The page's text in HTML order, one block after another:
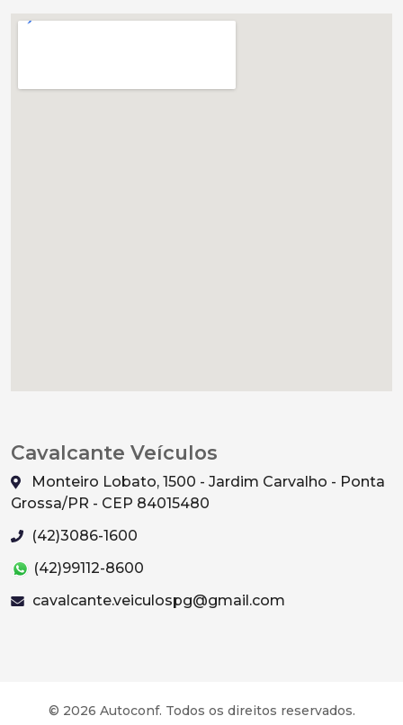
Cavalcante Veículos
Monteiro Lobato, 1500 - Jardim Carvalho - Ponta
Grossa/PR - CEP 84015480
(42)3086-1600
(42)99112-8600
cavalcante.veiculospg@gmail.com
© 2026 Autoconf. Todos os direitos reservados.